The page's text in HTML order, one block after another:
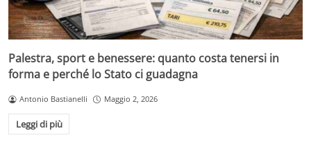
Palestra, sport e benessere: quanto costa tenersi in
forma e perché lo Stato ci guadagna
Antonio Bastianelli Maggio 2, 2026
Leggi di più